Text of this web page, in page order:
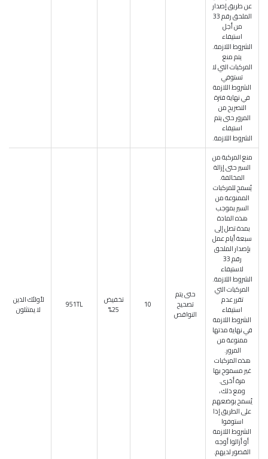
عن طريق إصدار
الملحق رقم 33
من أجل
استيفاء
الشروط اللازمة.
يتم منع
المركبات التي لا
تستوفي
الشروط اللازمة
في نهاية فترة
التصريح من
المرور حتى يتم
استيفاء
الشروط اللازمة.
منع المركبة من
السير حتى إزالة
المخالفة.
يُسمح للمركبات
الممنوعة من
السير بموجب
هذه المادة
بمدة تصل إلى
سبعة أيام عمل
بإصدار الملحق
رقم 33
لاستيفاء
الشروط اللازمة.
المركبات التي
تقرر عدم
استيفاء
الشروط اللازمة
في نهاية مدتها
ممنوعة من
المرور.
هذه المركبات
غير مسموح بها
مرة أخرى.
ومع ذلك ،
يُسمح بوضعهم
على الطريق إذا
استوفوا
الشروط اللازمة
أو أزالوا أوجه
القصور لديهم.
حتى يتم
تصحيح
النواقص
10
تخفيض
25%
951TL
لأولئك الذين
لا يمتثلون